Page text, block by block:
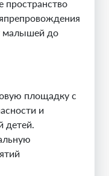
пространство
малышей до
площадку с
и
детей.